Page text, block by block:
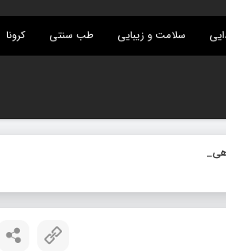
سلامت و زیبایی طب سنتی کرونا